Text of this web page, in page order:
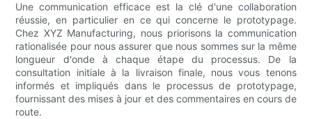
Une communication efficace est la clé d'une collaboration
réussie, en particulier en ce qui concerne le prototypage.
Chez XYZ Manufacturing, nous priorisons la communication
rationalisée pour nous assurer que nous sommes sur la même
longueur d'onde à chaque étape du processus. De la
consultation initiale à la livraison finale, nous vous tenons
informés et impliqués dans le processus de prototypage,
fournissant des mises à jour et des commentaires en cours de
route.